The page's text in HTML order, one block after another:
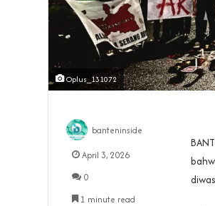
Oplus_131072
banteninside
April 3, 2026
0
1 minute read